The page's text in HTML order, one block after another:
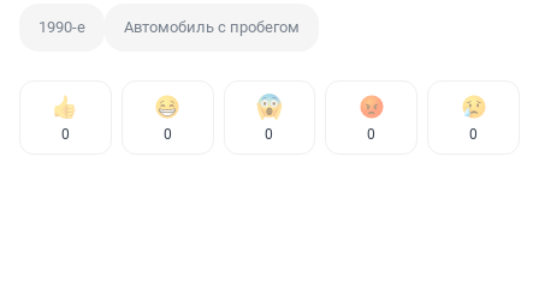
1990-е Автомобиль с пробегом
0 0 0 0 0